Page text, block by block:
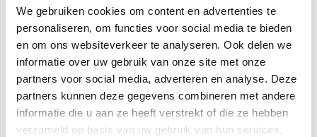
We gebruiken cookies om content en advertenties te
personaliseren, om functies voor social media te bieden
en om ons websiteverkeer te analyseren. Ook delen we
informatie over uw gebruik van onze site met onze
partners voor social media, adverteren en analyse. Deze
partners kunnen deze gegevens combineren met andere
informatie die u aan ze heeft verstrekt of die ze hebben
verzameld op basis van uw gebruik van hun services.
u
n
L
o
ve
Li
fe
R